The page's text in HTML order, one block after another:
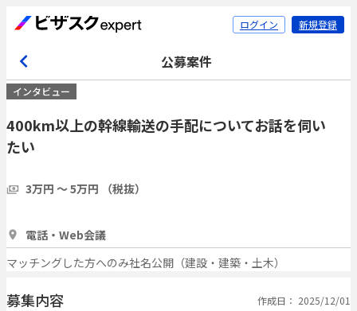
ログイン 新規登録
公募案件
インタビュー
400km以上の幹線輸送の手配についてお話を伺い
たい
3万円 〜 5万円 （税抜）
電話・Web会議
マッチングした方へのみ社名公開（建設・建築・土木）
募集内容 作成日： 2025/12/01